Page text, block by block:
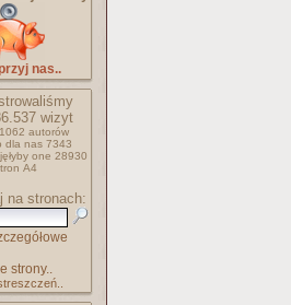
nas..
wizyt
autorów
dla nas 7343
one 28930
A4
na stronach:
strony..